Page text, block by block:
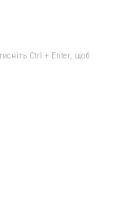
Ctrl + Enter, щоб